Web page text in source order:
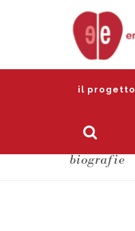
il progetto
biografie